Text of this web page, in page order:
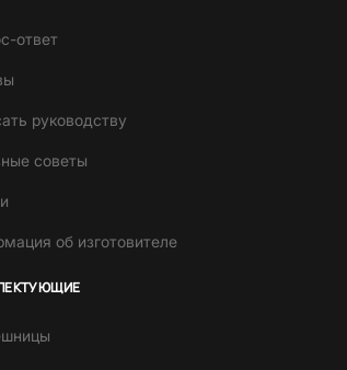
ответ
руководству
советы
об изготовителе